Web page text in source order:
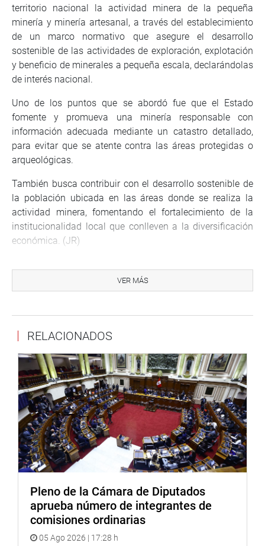
territorio nacional la actividad minera de la pequeña
minería y minería artesanal, a través del establecimiento
de un marco normativo que asegure el desarrollo
sostenible de las actividades de exploración, explotación
y beneficio de minerales a pequeña escala, declarándolas
de interés nacional.
Uno de los puntos que se abordó fue que el Estado
fomente y promueva una minería responsable con
información adecuada mediante un catastro detallado,
para evitar que se atente contra las áreas protegidas o
arqueológicas.
También busca contribuir con el desarrollo sostenible de
la población ubicada en las áreas donde se realiza la
actividad minera, fomentando el fortalecimiento de la
institucionalidad local que conlleven a la diversificación
económica. (JR)
CENTRO DE NOTICIAS
PRENSA-CONGRESO 7-09-18
Puede encontrar más información en nuestra página web
y redes sociales.
Heraldo:goo.gl/Ty5Tto
Portal: http://www.congreso.gob.pe/
Facebook:https://goo.gl/s5t7XN
Twitter:https://goo.gl/iMywRR
VER MÁS
RELACIONADOS
Pleno de la Cámara de Diputados
aprueba número de integrantes de
comisiones ordinarias
05 Ago 2026 | 17:28 h